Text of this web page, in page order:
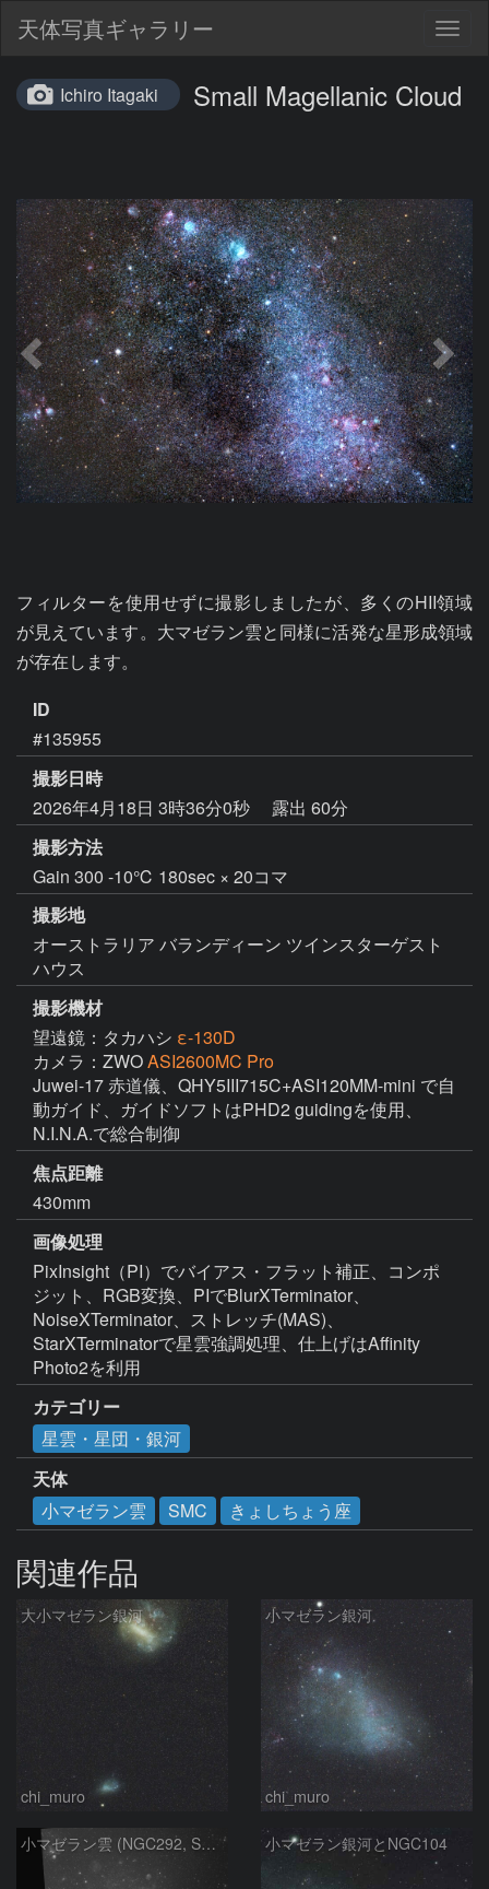
天体写真ギャラリー
Ichiro Itagaki Small Magellanic Cloud
フィルターを使用せずに撮影しましたが、多くのHII領域
が見えています。大マゼラン雲と同様に活発な星形成領域
が存在します。
ID
#135955
撮影日時
2026年4月18日 3時36分0秒
露出 60分
撮影方法
Gain 300 -10℃ 180sec × 20コマ
撮影地
オーストラリア バランディーン ツインスターゲスト
ハウス
撮影機材
望遠鏡：タカハシ ε-130D
カメラ：ZWOASI2600MC Pro
Juwei-17 赤道儀、QHY5III715C+ASI120MM-mini で自
動ガイド、ガイドソフトはPHD2 guidingを使用、
N.I.N.A.で総合制御
焦点距離
430mm
画像処理
PixInsight（PI）でバイアス・フラット補正、コンポ
ジット、RGB変換、PIでBlurXTerminator、
NoiseXTerminator、ストレッチ(MAS)、
StarXTerminatorで星雲強調処理、仕上げはAffinity
Photo2を利用
カテゴリー
星雲・星団・銀河
天体
小マゼラン雲
SMC きょしちょう座
関連作品
大小マゼラン銀河
chi_muro
小マゼラン銀河
chi_muro
小マゼラン雲 (NGC292, Small Magellanic Cloud) 小マゼラン銀河とNGC104